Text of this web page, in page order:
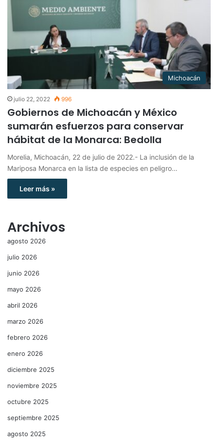
Michoacán
julio 22, 2022 996
Gobiernos de Michoacán y México
sumarán esfuerzos para conservar
hábitat de la Monarca: Bedolla
Morelia, Michoacán, 22 de julio de 2022.- La inclusión de la
Mariposa Monarca en la lista de especies en peligro…
Leer más »
Archivos
agosto 2026
julio 2026
junio 2026
mayo 2026
abril 2026
marzo 2026
febrero 2026
enero 2026
diciembre 2025
noviembre 2025
octubre 2025
septiembre 2025
agosto 2025